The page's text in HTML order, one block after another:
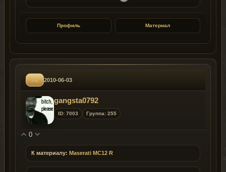
Профиль Материал
#2 2010-06-03
gangsta0792
ID: 7003 Группа: 255
0
К материалу: Maserati MC12 R